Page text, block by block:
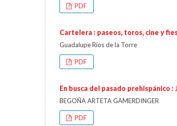
PDF
Cartelera : paseos, toros, cine y
Guadalupe Ríos de la Torre
PDF
En busca del pasado prehispánico :
BEGOÑA ARTETA GAMERDINGER
PDF